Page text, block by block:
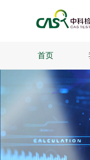
首页
生态
工业
美妆
石油化
轻工产